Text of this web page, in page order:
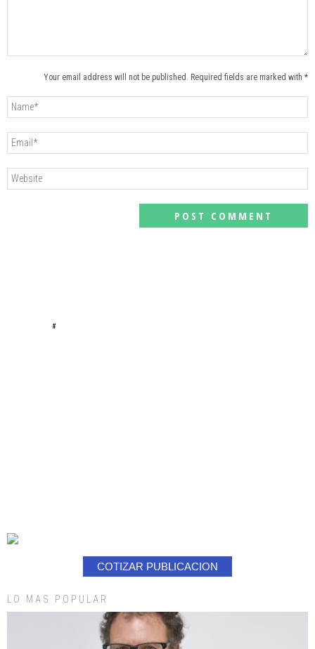
Your email address will not be published. Required fields are marked with *
#
COTIZAR PUBLICACION
LO MAS POPULAR